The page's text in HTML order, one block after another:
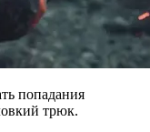
попадания
трюк.